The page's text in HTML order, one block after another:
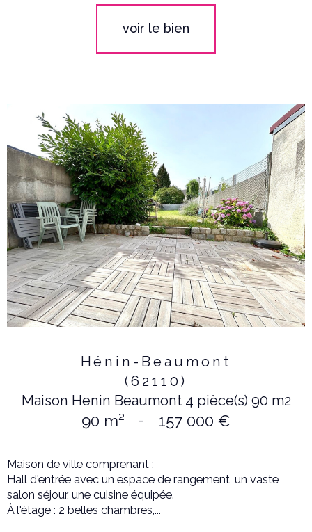
voir le bien
Hénin-Beaumont
(62110)
Maison Henin Beaumont 4 pièce(s) 90 m2
90 m² - 157 000 €
Maison de ville comprenant :
Hall d'entrée avec un espace de rangement, un vaste
salon séjour, une cuisine équipée.
À l'étage : 2 belles chambres,...